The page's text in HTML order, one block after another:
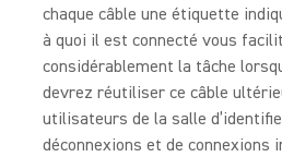
chaque câble une étiquette
à quoi il est connecté vous
considérablement la tâche
devrez réutiliser ce câble
utilisateurs de la salle
déconnexions et de connexions